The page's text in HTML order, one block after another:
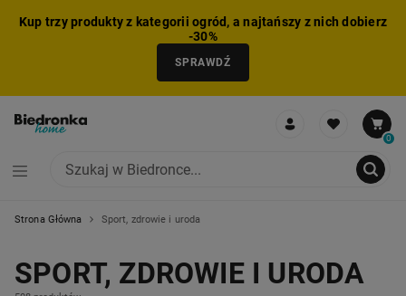
Kup trzy produkty z kategorii ogród, a najtańszy z nich dobierz
-30%
SPRAWDŹ
0
Strona Główna Sport, zdrowie i uroda
SPORT, ZDROWIE I URODA